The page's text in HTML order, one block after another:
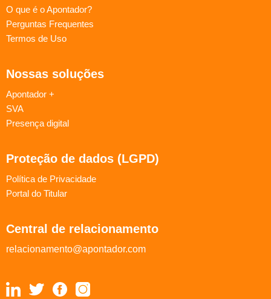
O que é o Apontador?
Perguntas Frequentes
Termos de Uso
Nossas soluções
Apontador +
SVA
Presença digital
Proteção de dados (LGPD)
Política de Privacidade
Portal do Titular
Central de relacionamento
relacionamento@apontador.com